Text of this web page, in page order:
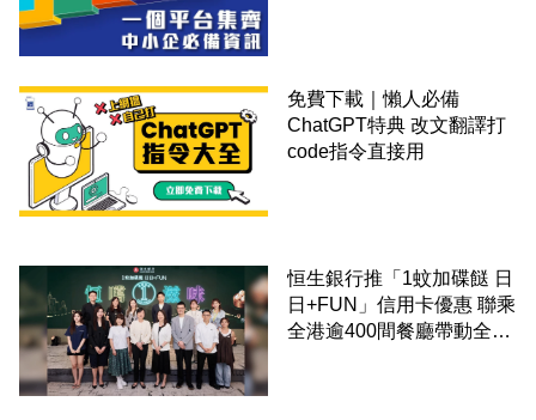
免費下載｜懶人必備
ChatGPT特典 改文翻譯打
code指令直接用
恒生銀行推「1蚊加碟餸 日
日+FUN」信用卡優惠 聯乘
全港逾400間餐廳帶動全城